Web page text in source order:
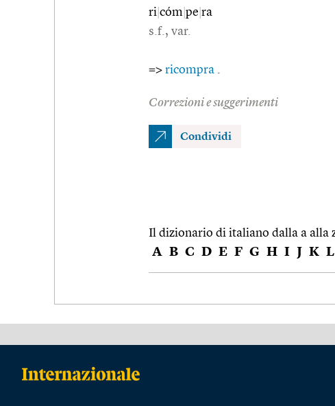
ri cóm pe ra
s.f., var.
=> ricompra .
Correzioni e suggerimenti
Condividi
Il dizionario di italiano dalla a alla
A B C D E F G H I J K L